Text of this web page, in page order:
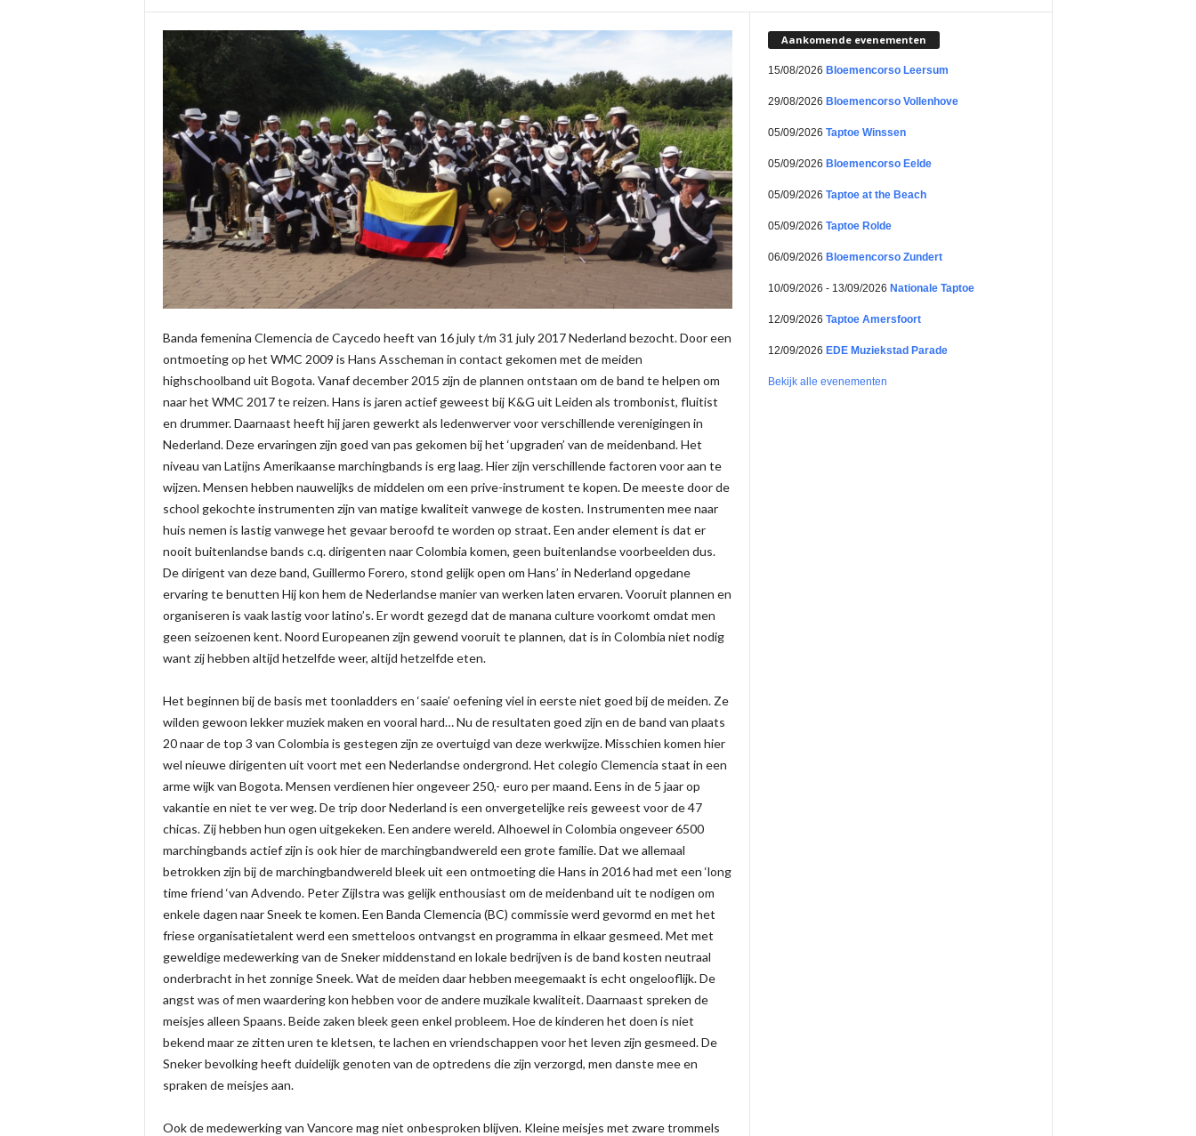
Banda femenina Clemencia de Caycedo heeft van 16 july t/m 31 july 2017 Nederland bezocht. Door een
ontmoeting op het WMC 2009 is Hans Asscheman in contact gekomen met de meiden
highschoolband uit Bogota. Vanaf december 2015 zijn de plannen ontstaan om de band te helpen om
naar het WMC 2017 te reizen. Hans is jaren actief geweest bij K&G uit Leiden als trombonist, fluitist
en drummer. Daarnaast heeft hij jaren gewerkt als ledenwerver voor verschillende verenigingen in
Nederland. Deze ervaringen zijn goed van pas gekomen bij het ‘upgraden’ van de meidenband. Het
niveau van Latijns Amerikaanse marchingbands is erg laag. Hier zijn verschillende factoren voor aan te
wijzen. Mensen hebben nauwelijks de middelen om een prive-instrument te kopen. De meeste door de
school gekochte instrumenten zijn van matige kwaliteit vanwege de kosten. Instrumenten mee naar
huis nemen is lastig vanwege het gevaar beroofd te worden op straat. Een ander element is dat er
nooit buitenlandse bands c.q. dirigenten naar Colombia komen, geen buitenlandse voorbeelden dus.
De dirigent van deze band, Guillermo Forero, stond gelijk open om Hans’ in Nederland opgedane
ervaring te benutten Hij kon hem de Nederlandse manier van werken laten ervaren. Vooruit plannen en
organiseren is vaak lastig voor latino’s. Er wordt gezegd dat de manana culture voorkomt omdat men
geen seizoenen kent. Noord Europeanen zijn gewend vooruit te plannen, dat is in Colombia niet nodig
want zij hebben altijd hetzelfde weer, altijd hetzelfde eten.
Het beginnen bij de basis met toonladders en ‘saaie’ oefening viel in eerste niet goed bij de meiden. Ze
wilden gewoon lekker muziek maken en vooral hard… Nu de resultaten goed zijn en de band van plaats
20 naar de top 3 van Colombia is gestegen zijn ze overtuigd van deze werkwijze. Misschien komen hier
wel nieuwe dirigenten uit voort met een Nederlandse ondergrond. Het colegio Clemencia staat in een
arme wijk van Bogota. Mensen verdienen hier ongeveer 250,- euro per maand. Eens in de 5 jaar op
vakantie en niet te ver weg. De trip door Nederland is een onvergetelijke reis geweest voor de 47
chicas. Zij hebben hun ogen uitgekeken. Een andere wereld. Alhoewel in Colombia ongeveer 6500
marchingbands actief zijn is ook hier de marchingbandwereld een grote familie. Dat we allemaal
betrokken zijn bij de marchingbandwereld bleek uit een ontmoeting die Hans in 2016 had met een ‘long
time friend ‘van Advendo. Peter Zijlstra was gelijk enthousiast om de meidenband uit te nodigen om
enkele dagen naar Sneek te komen. Een Banda Clemencia (BC) commissie werd gevormd en met het
friese organisatietalent werd een smetteloos ontvangst en programma in elkaar gesmeed. Met met
geweldige medewerking van de Sneker middenstand en lokale bedrijven is de band kosten neutraal
onderbracht in het zonnige Sneek. Wat de meiden daar hebben meegemaakt is echt ongelooflijk. De
angst was of men waardering kon hebben voor de andere muzikale kwaliteit. Daarnaast spreken de
meisjes alleen Spaans. Beide zaken bleek geen enkel probleem. Hoe de kinderen het doen is niet
bekend maar ze zitten uren te kletsen, te lachen en vriendschappen voor het leven zijn gesmeed. De
Sneker bevolking heeft duidelijk genoten van de optredens die zijn verzorgd, men danste mee en
spraken de meisjes aan.
Ook de medewerking van Vancore mag niet onbesproken blijven. Kleine meisjes met zware trommels
Aankomende evenementen
15/08/2026 Bloemencorso Leersum
29/08/2026 Bloemencorso Vollenhove
05/09/2026 Taptoe Winssen
05/09/2026 Bloemencorso Eelde
05/09/2026 Taptoe at the Beach
05/09/2026 Taptoe Rolde
06/09/2026 Bloemencorso Zundert
10/09/2026 - 13/09/2026 Nationale Taptoe
12/09/2026 Taptoe Amersfoort
12/09/2026 EDE Muziekstad Parade
Bekijk alle evenementen